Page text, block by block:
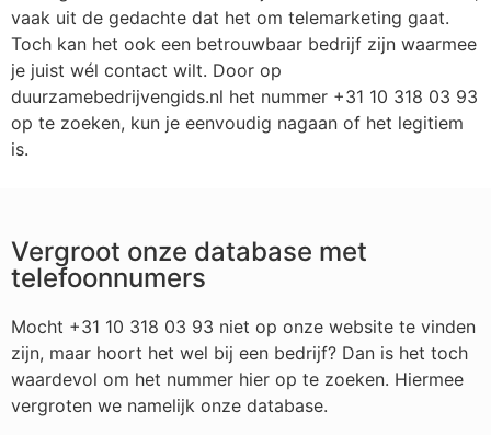
vaak uit de gedachte dat het om telemarketing gaat.
Toch kan het ook een betrouwbaar bedrijf zijn waarmee
je juist wél contact wilt. Door op
duurzamebedrijvengids.nl het nummer +31 10 318 03 93
op te zoeken, kun je eenvoudig nagaan of het legitiem
is.
Vergroot onze database met
telefoonnumers
Mocht +31 10 318 03 93 niet op onze website te vinden
zijn, maar hoort het wel bij een bedrijf? Dan is het toch
waardevol om het nummer hier op te zoeken. Hiermee
vergroten we namelijk onze database.